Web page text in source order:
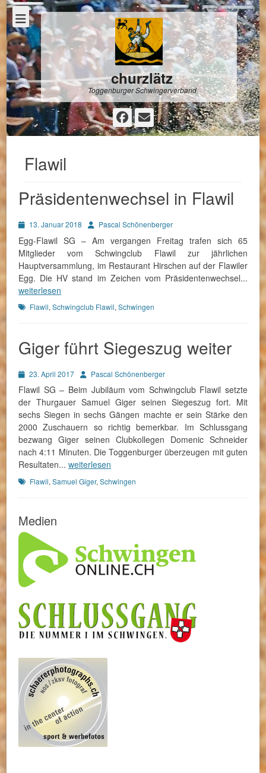
churzlätz
Toggenburger Schwingerverband
Facebook
E-
Mail
Flawil
Präsidentenwechsel in Flawil
Posted13. Januar 2018 AutorPascal Schönenberger
Egg-Flawil SG – Am vergangen Freitag trafen sich 65
Mitglieder vom Schwingclub Flawil zur jährlichen
Hauptversammlung, im Restaurant Hirschen auf der Flawiler
Egg. Die HV stand im Zeichen vom Präsidentenwechsel...
weiterlesen
Schlagworte
Flawil,Schwingclub Flawil,Schwingen
Giger führt Siegeszug weiter
Posted23. April 2017 AutorPascal Schönenberger
Flawil SG – Beim Jubiläum vom Schwingclub Flawil setzte
der Thurgauer Samuel Giger seinen Siegeszug fort. Mit
sechs Siegen in sechs Gängen machte er sein Stärke den
2000 Zuschauern so richtig bemerkbar. Im Schlussgang
bezwang Giger seinen Clubkollegen Domenic Schneider
nach 4:11 Minuten. Die Toggenburger überzeugen mit guten
Resultaten...weiterlesen
Schlagworte
Flawil,Samuel Giger,Schwingen
Medien